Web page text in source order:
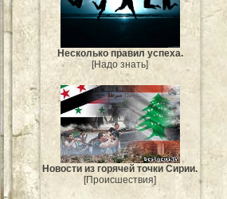
Несколько правил успеха.
[Надо знать]
Новости из горячей точки Сирии.
[Происшествия]